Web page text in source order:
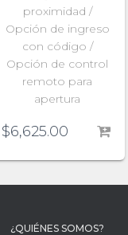
proximidad /
Opción de ingreso
con código /
Opción de control
remoto para
apertura
$6,625.00
¿QUIÉNES SOMOS?